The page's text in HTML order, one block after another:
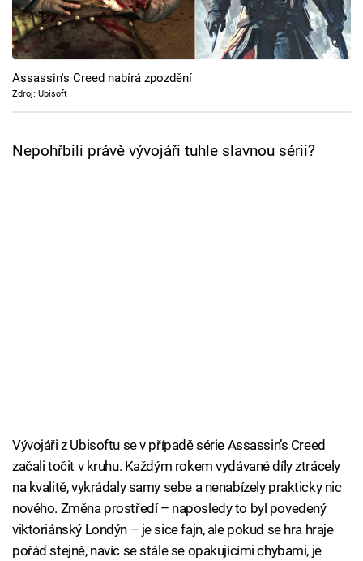
Cool Esport
Pořady
TV Program
Assassin's Creed nabírá zpozdění
Zdroj: Ubisoft
Nepohřbili právě vývojáři tuhle slavnou sérii?
Vývojáři z Ubisoftu se v případě série Assassin’s Creed
začali točit v kruhu. Každým rokem vydávané díly ztrácely
na kvalitě, vykrádaly samy sebe a nenabízely prakticky nic
nového. Změna prostředí – naposledy to byl povedený
viktoriánský Londýn – je sice fajn, ale pokud se hra hraje
pořád stejně, navíc se stále se opakujícími chybami, je